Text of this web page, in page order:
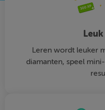
Leren wordt leuker
diamanten, speel